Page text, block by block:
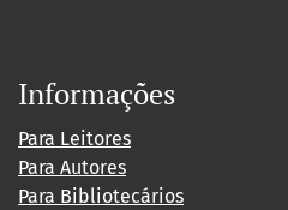
Informações
Para Leitores
Para Autores
Para Bibliotecários